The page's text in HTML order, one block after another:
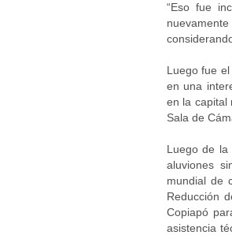
“Eso fue
Luego fue
en una
en la capital
Sala de
Luego de
aluviones
mundial de
Reducción
Copiapó
asistencia